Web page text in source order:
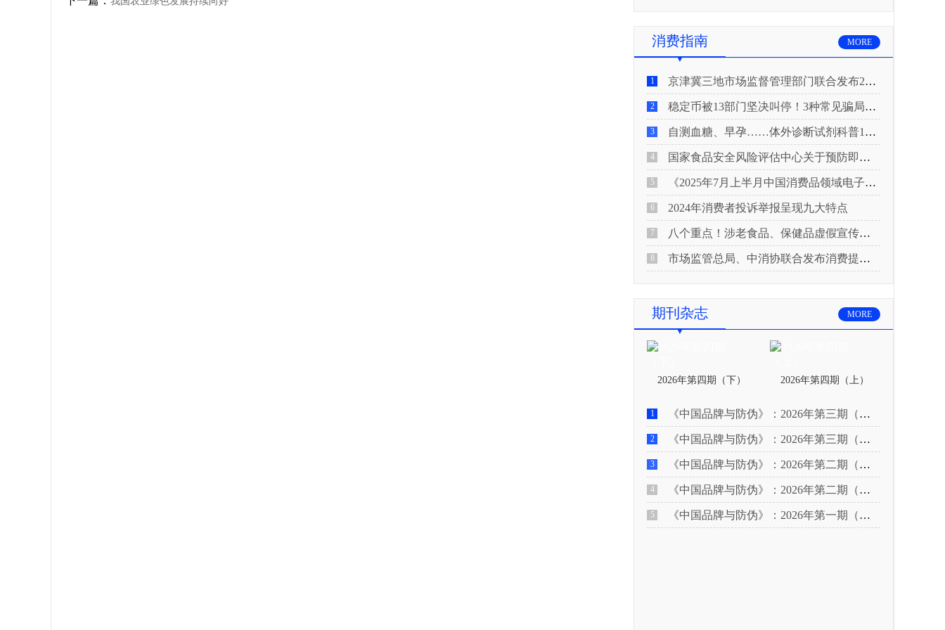
消费指南 MORE
1 京津冀三地市场监督管理部门联合发布2026年春节期间消费提示
2 稳定币被13部门坚决叫停！3种常见骗局“套路”曝光
3 自测血糖、早孕……体外诊断试剂科普10问来了！建议收藏
4 国家食品安全风险评估中心关于预防即食真空包装肉制品肉毒中毒的风险提示
5 《2025年7月上半月中国消费品领域电子电器行业产品质量投诉分析报告》
6 2024年消费者投诉举报呈现九大特点
7 八个重点！涉老食品、保健品虚假宣传识别技巧
8 市场监管总局、中消协联合发布消费提示：关注检测报告：果蔬安全的“通行证”
期刊杂志 MORE
2026年第四期（下） 2026年第四期（上）
1 《中国品牌与防伪》：2026年第三期（下）
2 《中国品牌与防伪》：2026年第三期（上）
3 《中国品牌与防伪》：2026年第二期（下）
4 《中国品牌与防伪》：2026年第二期（上）
5 《中国品牌与防伪》：2026年第一期（下）